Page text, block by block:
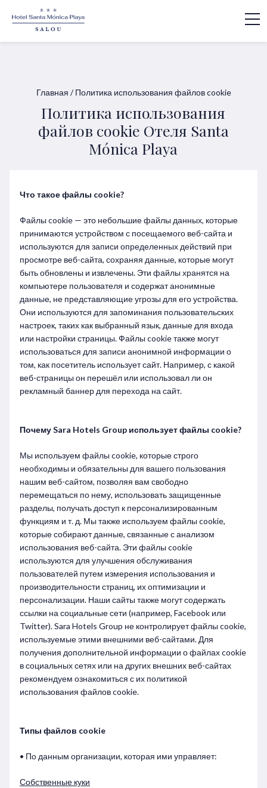
Главная /Политика использования файлов cookie
Политика использования
файлов cookie Oтеля Santa
Mónica Playa
Что такое файлы cookie?
Файлы cookie — это небольшие файлы данных, которые
принимаются устройством с посещаемого веб-сайта и
используются для записи определенных действий при
просмотре веб-сайта, сохраняя данные, которые могут
быть обновлены и извлечены. Эти файлы хранятся на
компьютере пользователя и содержат анонимные
данные, не представляющие угрозы для его устройства.
Они используются для запоминания пользовательских
настроек, таких как выбранный язык, данные для входа
или настройки страницы. Файлы cookie также могут
использоваться для записи анонимной информации о
том, как посетитель использует сайт. Например, с какой
веб-страницы он перешёл или использовал ли он
рекламный баннер для перехода на сайт.
Почему Sara Hotels Group использует файлы cookie?
Мы используем файлы cookie, которые строго
необходимы и обязательны для вашего пользования
нашим веб-сайтом, позволяя вам свободно
перемещаться по нему, использовать защищенные
разделы, получать доступ к персонализированным
функциям и т. д. Мы также используем файлы cookie,
которые собирают данные, связанные с анализом
использования веб-сайта. Эти файлы cookie
используются для улучшения обслуживания
пользователей путем измерения использования и
производительности страниц, их оптимизации и
персонализации. Наши сайты также могут содержать
ссылки на социальные сети (например, Facebook или
Twitter). Sara Hotels Group не контролирует файлы cookie,
используемые этими внешними веб-сайтами. Для
получения дополнительной информации о файлах cookie
в социальных сетях или на других внешних веб-сайтах
рекомендуем ознакомиться с их политикой
использования файлов cookie.
Типы файлов cookie
• По данным организации, которая ими управляет:
Собственные куки